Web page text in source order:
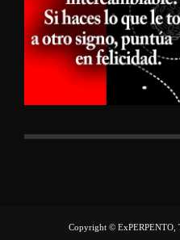
Copyright © ExPERPENTO,